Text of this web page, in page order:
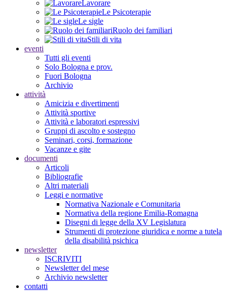
Lavorare
Le Psicoterapie
Le sigle
Ruolo dei familiari
Stili di vita
eventi
Tutti gli eventi
Solo Bologna e prov.
Fuori Bologna
Archivio
attività
Amicizia e divertimenti
Attività sportive
Attività e laboratori espressivi
Gruppi di ascolto e sostegno
Seminari, corsi, formazione
Vacanze e gite
documenti
Articoli
Bibliografie
Altri materiali
Leggi e normative
Normativa Nazionale e Comunitaria
Normativa della regione Emilia-Romagna
Disegni di legge della XV Legislatura
Strumenti di protezione giuridica e norme a tutela
della disabilità psichica
newsletter
ISCRIVITI
Newsletter del mese
Archivio newsletter
contatti